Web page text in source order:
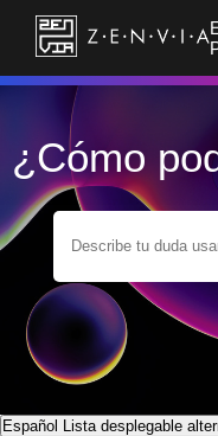
¿Cómo
Español Lista desplegable